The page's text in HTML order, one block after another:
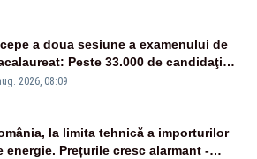
a doua sesiune a examenului de
Peste 33.000 de candidaţi
2026, 08:09
la limita tehnică a importurilor
energie. Prețurile cresc alarmant -